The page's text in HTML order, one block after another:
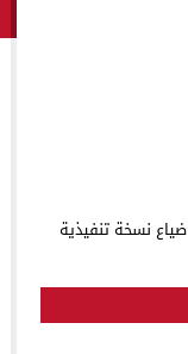
ضياع نسخة تنفيذية